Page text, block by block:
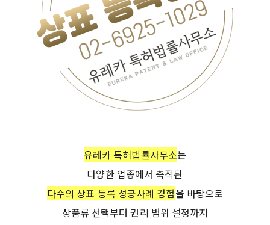
유레카 특허법률사무소는
다양한 업종에서 축적된
다수의 상표 등록 성공사례 경험을 바탕으로
상품류 선택부터 권리 범위 설정까지